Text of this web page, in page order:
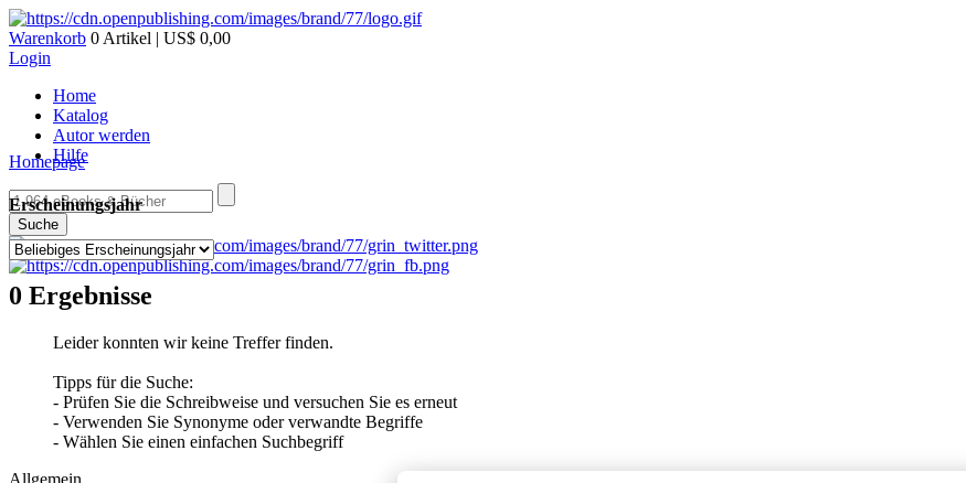
Warenkorb 0 Artikel | US$ 0,00
Login
Home
Katalog
Autor werden
Hilfe
Suche
Homepage
Erscheinungsjahr
0 Ergebnisse
Leider konnten wir keine Treffer finden.
Tipps für die Suche:
- Prüfen Sie die Schreibweise und versuchen Sie es erneut
- Verwenden Sie Synonyme oder verwandte Begriffe
- Wählen Sie einen einfachen Suchbegriff